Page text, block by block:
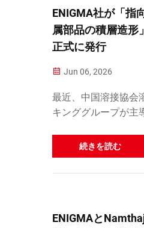
ENIGMA社が「指
属部品の積層造
正式に発行
Jun 06, 2026
最近、中国溶接協会
キンググループが主
ャリング（T／
続きを読む
ENIGMAと